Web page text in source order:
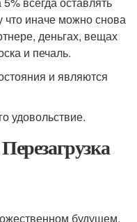
что иначе можно снова
деньгах, вещах
и печаль.
и являются
удовольствие.
будущем,